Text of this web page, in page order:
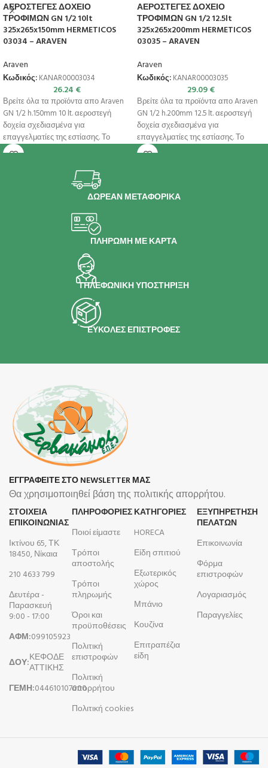
ΑΕΡΟΣΤΕΓΕΣ ΔΟΧΕΙΟ
ΤΡΟΦΙΜΩΝ GN 1/2 10lt
325x265x150mm HERMETICOS
03034 – ARAVEN
Araven
Κωδικός: KANAR00003034
26.24 €
Βρείτε όλα τα προϊόντα απο Araven
GN 1/2 h.150mm 10 lt. αεροστεγή
δοχεία σχεδιασμένα για
επαγγελματίες της εστίασης. Το
αεροστεγές
ΑΕΡΟΣΤΕΓΕΣ ΔΟΧΕΙΟ
ΤΡΟΦΙΜΩΝ GN 1/2 12.5lt
325x265x200mm HERMETICOS
03035 – ARAVEN
Araven
Κωδικός: KANAR00003035
29.09€
Βρείτε όλα τα προϊόντα απο Araven
GN 1/2 h.200mm 12.5 lt. αεροστεγή
δοχεία σχεδιασμένα για
επαγγελματίες της εστίασης. Το
αεροστεγές
ΔΩΡΕΑΝ ΜΕΤΑΦΟΡΙΚΑ
ΠΛΗΡΩΜΗ ΜΕ ΚΑΡΤΑ
ΤΗΛΕΦΩΝΙΚΗ ΥΠΟΣΤΗΡΙΞΗ
ΕΥΚΟΛΕΣ ΕΠΙΣΤΡΟΦΕΣ
ΕΓΓΡΑΦΕΙΤΕ ΣΤΟ NEWSLETTER ΜΑΣ
Θα χρησιμοποιηθεί βάση της πολιτικής απορρήτου.
ΣΤΟΙΧΕΙΑ
ΕΠΙΚΟΙΝΩΝΙΑΣ
Ικτίνου 65, ΤΚ
18450, Νίκαια
210 4633 799
Δευτέρα -
Παρασκευή
9:00 - 17:00
ΑΦΜ:099105923
ΔΟΥ:ΚΕΦΟΔΕ
ΑΤΤΙΚΗΣ
ΓΕΜΗ:044610107000
ΠΛΗΡΟΦΟΡΊΕΣ
Ποιοί είμαστε
Τρόποι
αποστολής
Τρόποι
πληρωμής
Όροι και
προϋποθέσεις
Πολιτική
επιστροφών
Πολιτική
απορρήτου
Πολιτική cookies
ΚΑΤΗΓΟΡΙΕΣ
HORECA
Είδη σπιτιού
Εξωτερικός
χώρος
Μπάνιο
Κουζίνα
Επιτραπέζια
είδη
ΕΞΥΠΗΡΕΤΗΣΗ
ΠΕΛΑΤΩΝ
Επικοινωνία
Φόρμα
επιστροφών
Λογαριασμός
Παραγγελίες